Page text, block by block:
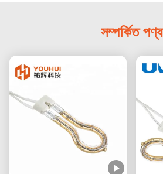
সম্পর্কিত পণ্য